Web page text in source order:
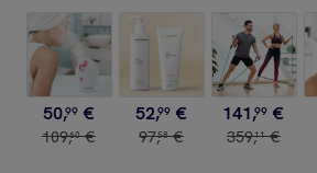
50,99 €
109,60 €
52,99 €
97,58 €
141,99 €
359,11 €